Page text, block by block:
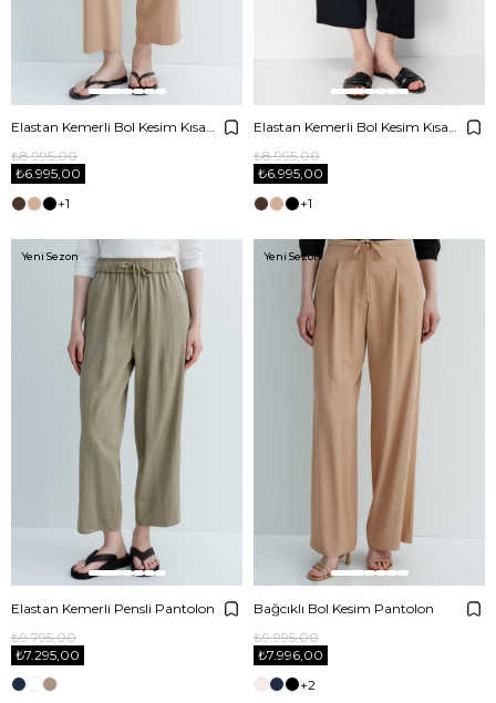
Elastan Kemerli Bol Kesim Kısa Pantolon
₺6.995,00
₺8.995,00
+1
Elastan Kemerli Bol Kesim Kısa Pantolon
₺6.995,00
₺8.995,00
+1
Elastan Kemerli Pensli Pantolon
₺7.295,00
₺9.795,00
Yeni Sezon
Bağcıklı Bol Kesim Pantolon
₺7.996,00
₺9.995,00
+2
Yeni Sezon